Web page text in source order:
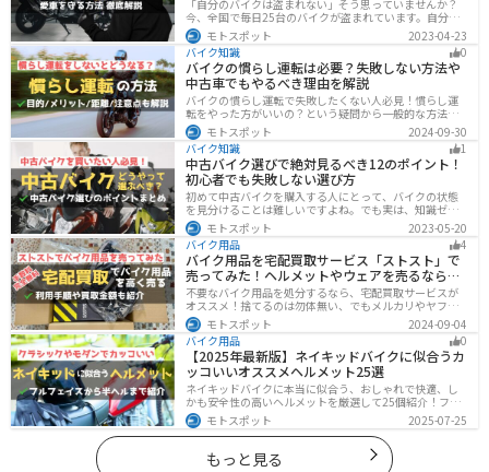
「自分のバイクは盗まれない」そう思っていませんか？
今、全国で毎日25台のバイクが盗まれています。自分の
バイクは大丈夫という保証はどこにもありません。バイ
クの盗難対策の方法を理解して、自分のバイクは自分で
守りましょう。
モトスポット
2023-04-23
バイク知識
0
バイクの慣らし運転は必要？失敗しない方法や
中古車でもやるべき理由を解説
バイクの慣らし運転で失敗したくない人必見！慣らし運
転をやった方がいいの？という疑問から一般的な方法、
メーカ推奨の方法まで具体的に解説します。注意点や中
古車でもやった方がいいのか慣らし運転後にやるべきこ
ともまとめたので、これからバイクを買おうとしている
人は参考にしてください。
モトスポット
2024-09-30
バイク知識
1
中古バイク選びで絶対見るべき12のポイント！
初心者でも失敗しない選び方
初めて中古バイクを購入する人にとって、バイクの状態
を見分けることは難しいですよね。でも実は、知識ゼロ
の初心者でも「12のポイント」に注目するだけで、中古
バイクの良し悪しを簡単に判断することができるんで
す！正しいポイントを押させて失敗しないバイク選びが
できるようになりましょう。
モトスポット
2023-05-20
バイク用品
4
バイク用品を宅配買取サービス「ストスト」で
売ってみた！ヘルメットやウェアを売るならオ
ススメ
不要なバイク用品を処分するなら、宅配買取サービスが
オススメ！捨てるのは勿体無い、でもメルカリやヤフオ
クに出すのは面倒だし手数料がかかる...STST（ストス
ト）なら手数料や送料など完全無料で、自宅から送るだ
けでOKなので超簡単に売れます！ストストを実際に使っ
てみたので、流れや買取金額などを紹介します。
モトスポット
2024-09-04
バイク用品
0
【2025年最新版】ネイキッドバイクに似合うカ
ッコいいオススメヘルメット25選
ネイキッドバイクに本当に似合う、おしゃれで快適、し
かも安全性の高いヘルメットを厳選して25個紹介！フル
フェイス・ジェット・システムなどタイプ別に特徴や選
び方も徹底解説。街乗りやツーリング、初心者からベテ
ランまで満足できるモデルを集めました。
モトスポット 2025-07-25
もっと見る